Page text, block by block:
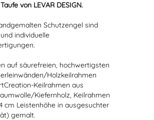
von LEVAR DESIGN.
Schutzengel sind
individuelle
auf säurefreien, hochwertigsten
Holzkeilrahmen
Keilrahmen aus
Kiefernholz, Keilrahmen
cm Leistenhöhe in ausgesuchter
gemalt.